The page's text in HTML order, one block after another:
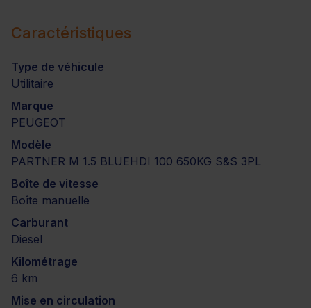
Caractéristiques
Type de véhicule
Utilitaire
Marque
PEUGEOT
Modèle
PARTNER M 1.5 BLUEHDI 100 650KG S&S 3PL
Boîte de vitesse
Boîte manuelle
Carburant
Diesel
Kilométrage
6 km
Mise en circulation